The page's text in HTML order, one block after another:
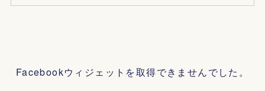
Facebookウィジェットを取得できませんでした。